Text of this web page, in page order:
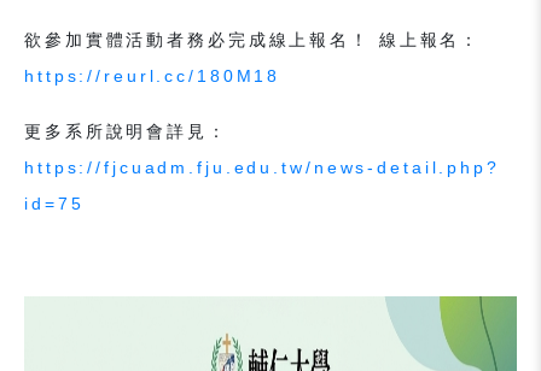
欲參加實體活動者務必完成線上報名！ 線上報名：
https://reurl.cc/180M18
更多系所說明會詳見：
https://fjcuadm.fju.edu.tw/news-detail.php?
id=75